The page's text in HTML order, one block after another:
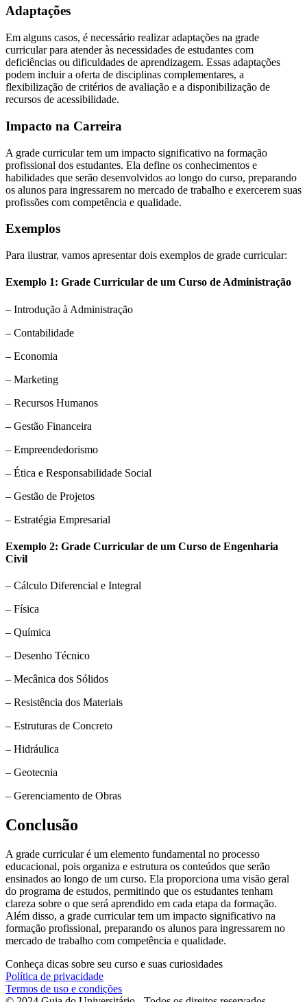
Adaptações
Em alguns casos, é necessário realizar adaptações na grade
curricular para atender às necessidades de estudantes com
deficiências ou dificuldades de aprendizagem. Essas adaptações
podem incluir a oferta de disciplinas complementares, a
flexibilização de critérios de avaliação e a disponibilização de
recursos de acessibilidade.
Impacto na Carreira
A grade curricular tem um impacto significativo na formação
profissional dos estudantes. Ela define os conhecimentos e
habilidades que serão desenvolvidos ao longo do curso, preparando
os alunos para ingressarem no mercado de trabalho e exercerem suas
profissões com competência e qualidade.
Exemplos
Para ilustrar, vamos apresentar dois exemplos de grade curricular:
Exemplo 1: Grade Curricular de um Curso de Administração
– Introdução à Administração
– Contabilidade
– Economia
– Marketing
– Recursos Humanos
– Gestão Financeira
– Empreendedorismo
– Ética e Responsabilidade Social
– Gestão de Projetos
– Estratégia Empresarial
Exemplo 2: Grade Curricular de um Curso de Engenharia
Civil
– Cálculo Diferencial e Integral
– Física
– Química
– Desenho Técnico
– Mecânica dos Sólidos
– Resistência dos Materiais
– Estruturas de Concreto
– Hidráulica
– Geotecnia
– Gerenciamento de Obras
Conclusão
A grade curricular é um elemento fundamental no processo
educacional, pois organiza e estrutura os conteúdos que serão
ensinados ao longo de um curso. Ela proporciona uma visão geral
do programa de estudos, permitindo que os estudantes tenham
clareza sobre o que será aprendido em cada etapa da formação.
Além disso, a grade curricular tem um impacto significativo na
formação profissional, preparando os alunos para ingressarem no
mercado de trabalho com competência e qualidade.
Conheça dicas sobre seu curso e suas curiosidades
Política de privacidade
Termos de uso e condições